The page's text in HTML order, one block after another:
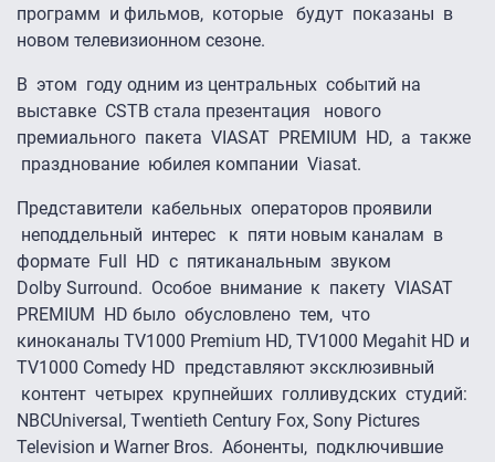
программ и фильмов, которые будут показаны в
новом телевизионном сезоне.
В этом году одним из центральных событий на
выставке CSTB стала презентация нового
премиального пакета VIASAT PREMIUM HD, а также
празднование юбилея компании Viasat.
Представители кабельных операторов проявили
неподдельный интерес к пяти новым каналам в
формате Full HD с пятиканальным звуком
Dolby Surround. Особое внимание к пакету VIASAT
PREMIUM HD было обусловлено тем, что
киноканалы TV1000 Premium HD, TV1000 Megahit HD и
TV1000 Comedy HD представляют эксклюзивный
контент четырех крупнейших голливудских студий:
NBCUniversal, Twentieth Century Fox, Sony Pictures
Television и Warner Bros. Абоненты, подключившие